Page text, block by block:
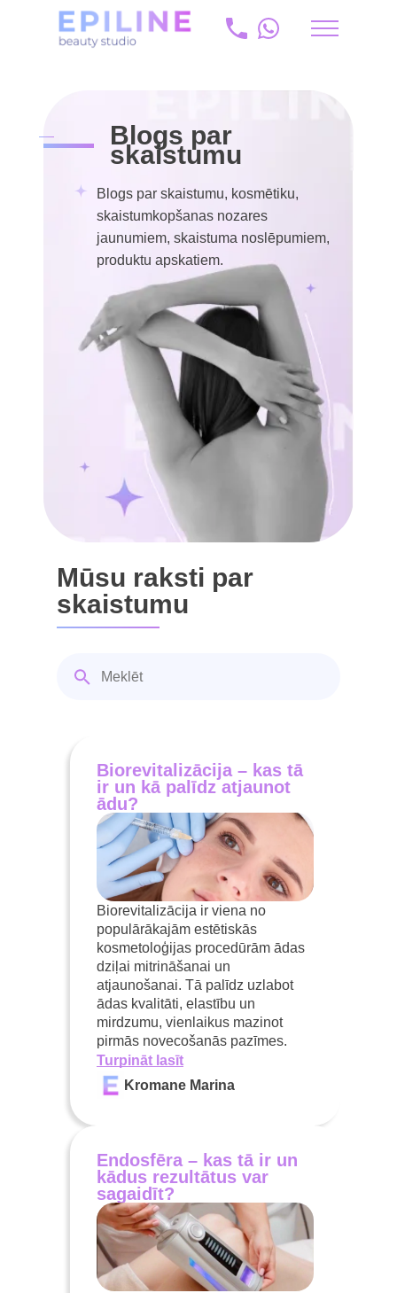
+371 20 175 204
info@epiline.lv
Sākums Blogs
Blogs par
skaistumu
Blogs par skaistumu, kosmētiku,
skaistumkopšanas nozares
jaunumiem, skaistuma noslēpumiem,
produktu apskatiem.
Mūsu raksti par
skaistumu
Biorevitalizācija – kas tā
ir un kā palīdz atjaunot
ādu?
Biorevitalizācija ir viena no
populārākajām estētiskās
kosmetoloģijas procedūrām ādas
dziļai mitrināšanai un
atjaunošanai. Tā palīdz uzlabot
ādas kvalitāti, elastību un
mirdzumu, vienlaikus mazinot
pirmās novecošanās pazīmes.
Turpināt lasīt
Kromane Marina
Endosfēra – kas tā ir un
kādus rezultātus var
sagaidīt?